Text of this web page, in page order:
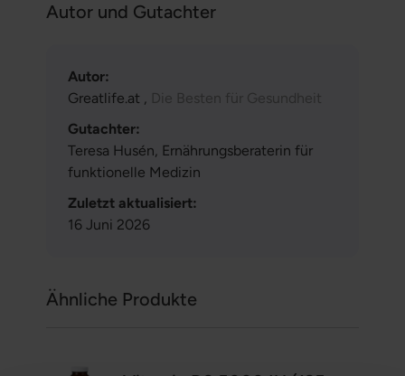
Autor und Gutachter
Autor:
Greatlife.at , Die Besten für Gesundheit
Gutachter:
Teresa Husén, Ernährungsberaterin für
funktionelle Medizin
Zuletzt aktualisiert:
16 Juni 2026
Ähnliche Produkte